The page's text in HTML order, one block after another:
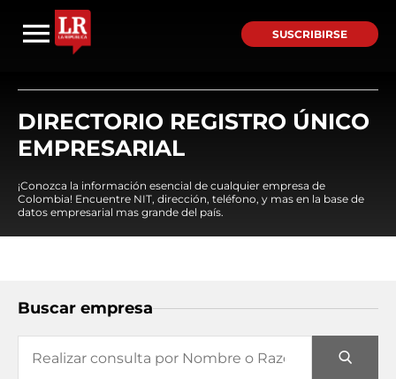
SUSCRIBIRSE
DIRECTORIO REGISTRO ÚNICO
EMPRESARIAL
¡Conozca la información esencial de cualquier empresa de
Colombia! Encuentre NIT, dirección, teléfono, y mas en la base de
datos empresarial mas grande del país.
Buscar empresa